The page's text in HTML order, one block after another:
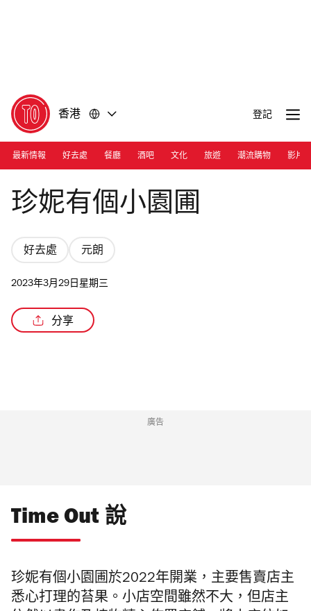
香港 登記
最新情報 好去處 餐廳 酒吧 文化 旅遊 潮流購物 影片
Photograph: Iris Lo
珍妮有個小園圃
好去處 元朗
2023年3月29日星期三
分享
廣告
Time Out 說
珍妮有個小園圃於2022年開業，主要售賣店主
悉心打理的苔果。小店空間雖然不大，但店主